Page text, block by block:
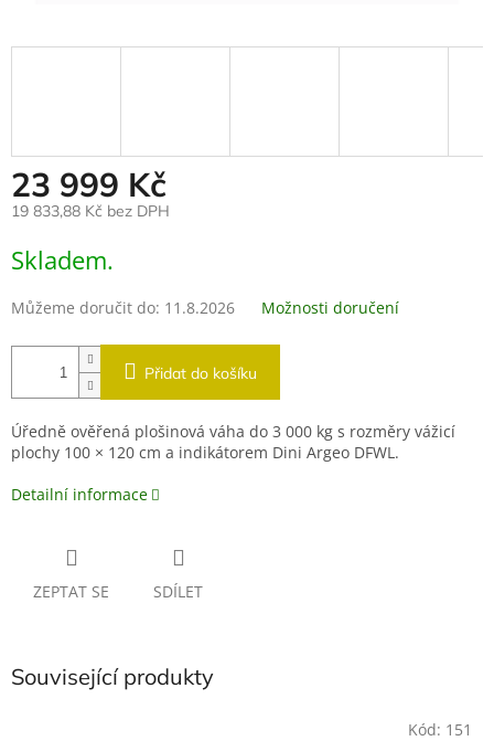
23 999 Kč
19 833,88 Kč bez DPH
cena:
Skladem.
Můžeme doručit do: 11.8.2026 Možnosti doručení
Přidat do košíku
Úředně ověřená plošinová váha do 3 000 kg s rozměry vážicí
plochy 100 × 120 cm a indikátorem Dini Argeo DFWL.
Detailní informace
ZEPTAT SE SDÍLET
Související produkty
Kód: 151